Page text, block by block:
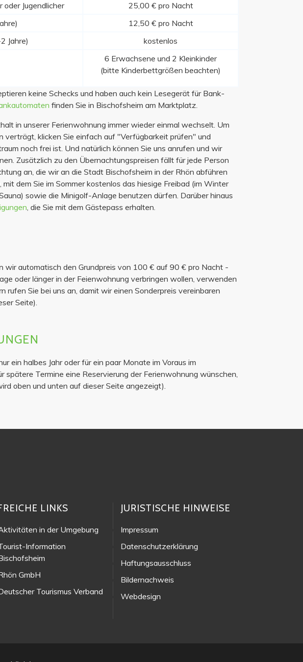
Jugendlicher
25,00 € pro Nacht
12,50 € pro Nacht
Jahre)
kostenlos
6 Erwachsene und 2 Kleinkinder
(bitte Kinderbettgrößen beachten)
keine Schecks und haben auch kein Lesegerät für Bank-
finden Sie in Bischofsheim am Marktplatz.
in unserer Ferienwohnung immer wieder einmal wechselt. Um
verträgt, klicken Sie einfach auf "Verfügbarkeit prüfen" und
noch frei ist. Und natürlich können Sie uns anrufen und wir
Zusätzlich zu den Übernachtungspreisen fällt für jede Person
an, die wir an die Stadt Bischofsheim in der Rhön abführen
dem Sie im Sommer kostenlos das hiesige Freibad (im Winter
sowie die Minigolf-Anlage benutzen dürfen. Darüber hinaus
, die Sie mit dem Gästepass erhalten.
wir automatisch den Grundpreis von 100 € auf 90 € pro Nacht -
oder länger in der Feienwohnung verbringen wollen, verwenden
rufen Sie bei uns an, damit wir einen Sonderpreis vereinbaren
Seite).
ein halbes Jahr oder für ein paar Monate im Voraus im
spätere Termine eine Reservierung der Ferienwohnung wünschen,
oben und unten auf dieser Seite angezeigt).
LINKS
in der Umgebung
Information
GmbH
Tourismus Verband
JURISTISCHE HINWEISE
Impressum
Datenschutzerklärung
Haftungsausschluss
Bildernachweis
Webdesign